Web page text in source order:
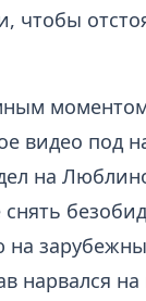
чтобы
видео под
на
на
нарвался